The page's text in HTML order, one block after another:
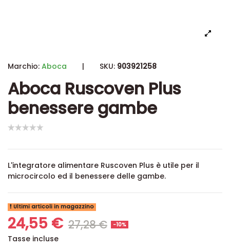
Marchio: Aboca | SKU: 903921258
Aboca Ruscoven Plus
benessere gambe
L'integratore alimentare Ruscoven Plus è utile per il
microcircolo ed il benessere delle gambe.
Ultimi articoli in magazzino
24,55 € 27,28 € -10%
Tasse incluse